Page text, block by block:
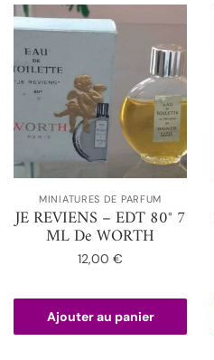
MINIATURES DE PARFUM
JE REVIENS – EDT 80° 7
ML De WORTH
12,00€
Ajouter au panier